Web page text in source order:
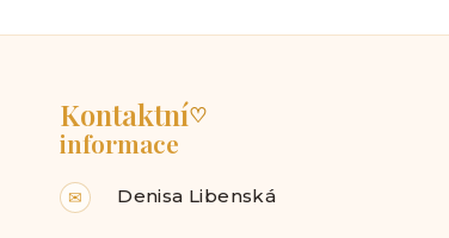
Kontaktní♡
informace
✉ Denisa Libenská